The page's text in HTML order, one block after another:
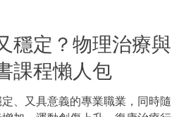
穩定？物理治療與
課程懶人包
、又具意義的專業職業，同時隨